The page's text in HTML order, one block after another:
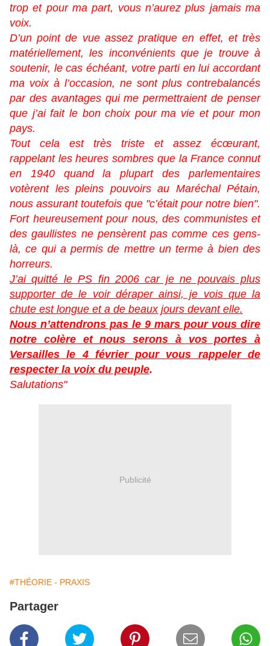
trop et pour ma part, vous n’aurez plus jamais ma
voix.
D’un point de vue assez pratique en effet, et très
matériellement, les inconvénients que je trouve à
soutenir, le cas échéant, votre parti en lui accordant
ma voix à l’occasion, ne sont plus contrebalancés
par des avantages qui me permettraient de penser
que j’ai fait le bon choix pour ma vie et pour mon
pays.
Tout cela est très triste et assez écœurant,
rappelant les heures sombres que la France connut
en 1940 quand la plupart des parlementaires
votèrent les pleins pouvoirs au Maréchal Pétain,
nous assurant toutefois que "c’était pour notre bien".
Fort heureusement pour nous, des communistes et
des gaullistes ne pensèrent pas comme ces gens-
là, ce qui a permis de mettre un terme à bien des
horreurs.
J’ai quitté le PS fin 2006 car je ne pouvais plus
supporter de le voir déraper ainsi, je vois que la
chute est longue et a de beaux jours devant elle.
Nous n’attendrons pas le 9 mars pour vous dire
notre colère et nous serons à vos portes à
Versailles le 4 février pour vous rappeler de
respecter la voix du peuple.
Salutations"
Publicité
#THÉORIE - PRAXIS
Partager